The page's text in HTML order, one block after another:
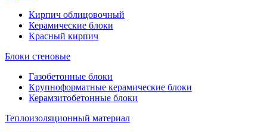
Кирпич облицовочный
Керамические блоки
Красный кирпич
Блоки стеновые
Газобетонные блоки
Крупноформатные керамические блоки
Керамзитобетонные блоки
Теплоизоляционный материал